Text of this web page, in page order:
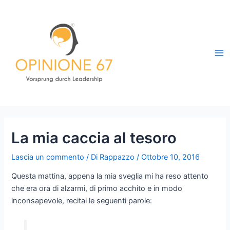
La mia caccia al tesoro
Lascia un commento / Di Rappazzo/Ottobre 10, 2016
Questa mattina, appena la mia sveglia mi ha reso attento
che era ora di alzarmi, di primo acchito e in modo
inconsapevole, recitai le seguenti parole: